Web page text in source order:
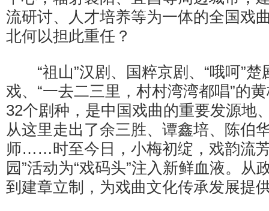
流研讨、人才培养等为一体的全国戏
北何以担此重任？
“祖山”汉剧、国粹京剧、“哦呵”楚
戏、“一去二三里，村村湾湾都唱”的
32个剧种，是中国戏曲的重要发源地
从这里走出了余三胜、谭鑫培、陈伯
师……时至今日，小梅初绽，戏韵流
园”活动为“戏码头”注入新鲜血液。从
到建章立制，为戏曲文化传承发展提